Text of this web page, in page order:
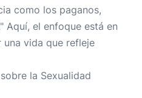
como los paganos,
Aquí, el enfoque está en
vida que refleje
la Sexualidad